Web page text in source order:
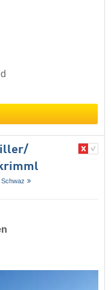
Schwaz